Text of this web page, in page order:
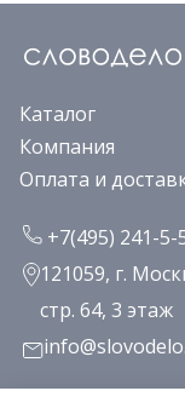
Каталог
Компания
Оплата и
+7(495) 241-5-
121059, г.
стр. 64, 3 этаж